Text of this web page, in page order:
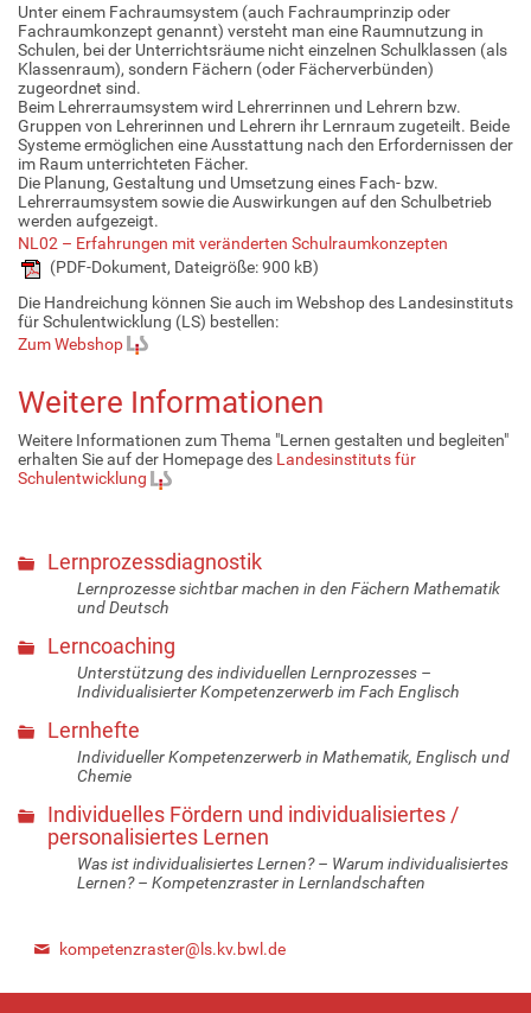
Unter einem Fachraumsystem (auch Fachraumprinzip oder
Fachraumkonzept genannt) versteht man eine Raumnutzung in
Schulen, bei der Unterrichtsräume nicht einzelnen Schulklassen (als
Klassenraum), sondern Fächern (oder Fächerverbünden)
zugeordnet sind.
Beim Lehrerraumsystem wird Lehrerrinnen und Lehrern bzw.
Gruppen von Lehrerinnen und Lehrern ihr Lernraum zugeteilt. Beide
Systeme ermöglichen eine Ausstattung nach den Erfordernissen der
im Raum unterrichteten Fächer.
Die Planung, Gestaltung und Umsetzung eines Fach- bzw.
Lehrerraumsystem sowie die Auswirkungen auf den Schulbetrieb
werden aufgezeigt.
NL02 – Erfahrungen mit veränderten Schulraumkonzepten
(PDF-Dokument, Dateigröße: 900 kB)
Die Handreichung können Sie auch im Webshop des Landesinstituts
für Schulentwicklung (LS) bestellen:
Zum Webshop
Weitere Informationen
Weitere Informationen zum Thema "Lernen gestalten und begleiten"
erhalten Sie auf der Homepage des Landesinstituts für
Schulentwicklung
Lernprozessdiagnostik
Lernprozesse sichtbar machen in den Fächern Mathematik
und Deutsch
Lerncoaching
Unterstützung des individuellen Lernprozesses –
Individualisierter Kompetenzerwerb im Fach Englisch
Lernhefte
Individueller Kompetenzerwerb in Mathematik, Englisch und
Chemie
Individuelles Fördern und individualisiertes /
personalisiertes Lernen
Was ist individualisiertes Lernen? – Warum individualisiertes
Lernen? – Kompetenzraster in Lernlandschaften
kompetenzraster@ls.kv.bwl.de